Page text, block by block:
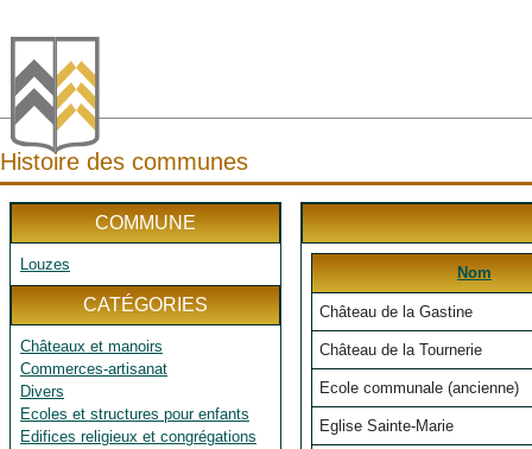
Histoire des communes
COMMUNE
Louzes
CATÉGORIES
Châteaux et manoirs
Commerces-artisanat
Divers
Ecoles et structures pour enfants
Edifices religieux et congrégations
Nom
Château de la Gastine
Château de la Tournerie
Ecole communale (ancienne)
Eglise Sainte-Marie